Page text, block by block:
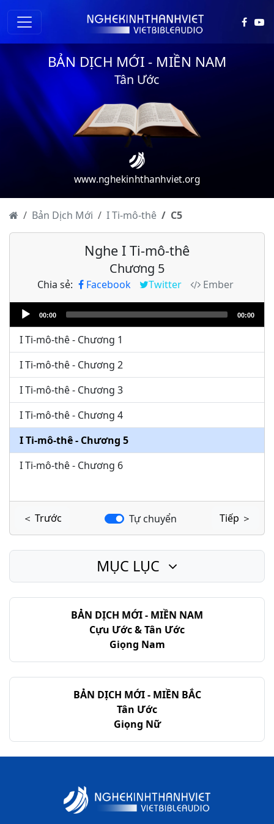
BẢN DỊCH MỚI - MIỀN NAM
Tân Ước
www.nghekinhthanhviet.org
Bản Dịch Mới I Ti-mô-thê C5
Nghe I Ti-mô-thê
Chương 5
Chia sẻ: Facebook Twitter
Ember
Audio
Player
00:00 00:00
I Ti-mô-thê - Chương 1
I Ti-mô-thê - Chương 2
I Ti-mô-thê - Chương 3
I Ti-mô-thê - Chương 4
I Ti-mô-thê - Chương 5
I Ti-mô-thê - Chương 6
＜ Trước Tự chuyển Tiếp ＞
BẢN DỊCH MỚI - MIỀN NAM
Cựu Ước & Tân Ước
Giọng Nam
BẢN DỊCH MỚI - MIỀN BẮC
Tân Ước
Giọng Nữ
MỤC LỤC